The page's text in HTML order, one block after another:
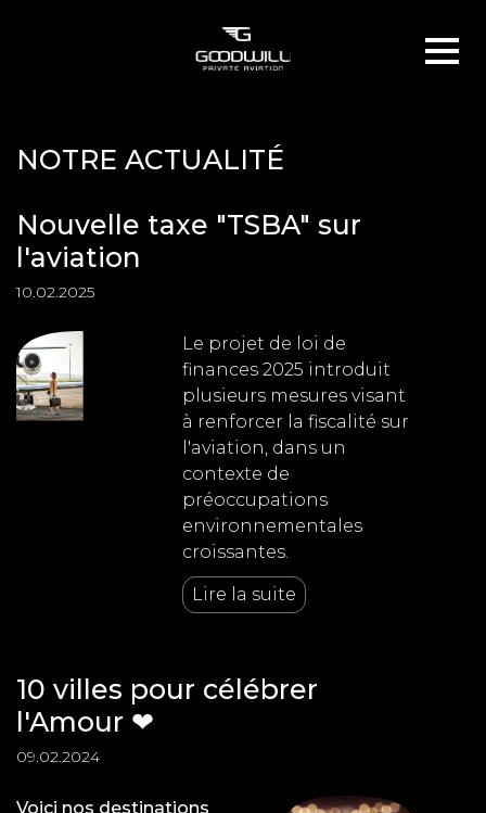
NOTRE ACTUALITÉ
Nouvelle taxe "TSBA" sur
l'aviation
10.02.2025
Le projet de loi de
finances 2025 introduit
plusieurs mesures visant
à renforcer la fiscalité sur
l'aviation, dans un
contexte de
préoccupations
environnementales
croissantes.
Lire la suite
10 villes pour célébrer
l'Amour ❤
09.02.2024
Voici nos destinations